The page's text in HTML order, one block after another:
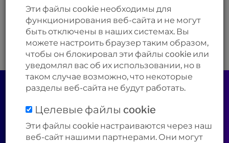
Эти файлы cookie необходимы для
функционирования веб-сайта и не могут
быть отключены в наших системах. Вы
можете настроить браузер таким образом,
чтобы он блокировал эти файлы cookie или
уведомлял вас об их использовании, но в
таком случае возможно, что некоторые
разделы веб-сайта не будут работать.
Целевые файлы cookie
Эти файлы cookie настраиваются через наш
веб-сайт нашими партнерами. Они могут
обработки
файлов cookie
Запросить прайс-
лист
Контакты